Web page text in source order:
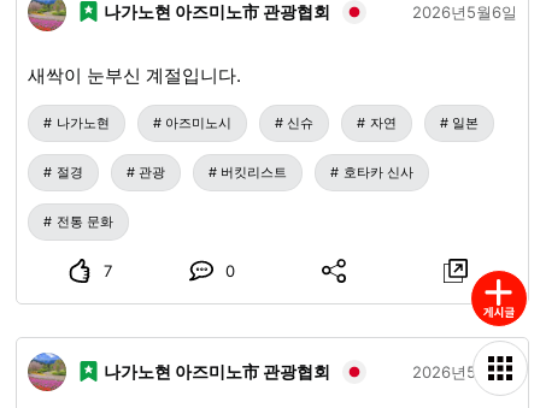
나가노현 아즈미노市 관광협회 2026년5월6일
새싹이 눈부신 계절입니다.
나가노현 아즈미노시 신슈 자연 일본
절경 관광 버킷리스트 호타카 신사
전통 문화
7 0
나가노현 아즈미노市 관광협회 2026년5월6일